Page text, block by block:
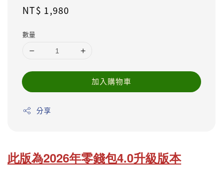
Regular
NT$ 1,980
數量
加入購物車
分享
此版為2026年零錢包4.0升級版本